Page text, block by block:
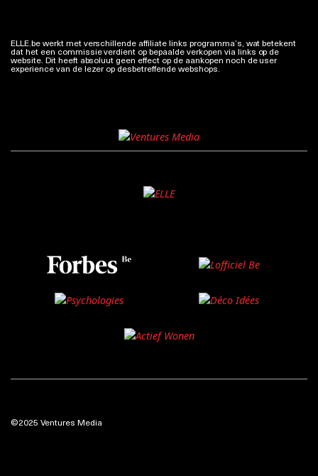
ELLE.be werkt met verschillende affiliate links programma’s, wat betekent
dat het een commissie verdient op bepaalde verkopen via links op de
website. Dit heeft absoluut geen effect op de aankopen noch de user
experience van de lezer op desbetreffende webshops.